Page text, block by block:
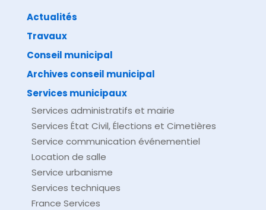
Direction de l'information légale et administrative
Actualités
Travaux
Conseil municipal
Archives conseil municipal
Services municipaux
Services administratifs et mairie
Services État Civil, Élections et Cimetières
Service communication événementiel
Location de salle
Service urbanisme
Services techniques
France Services